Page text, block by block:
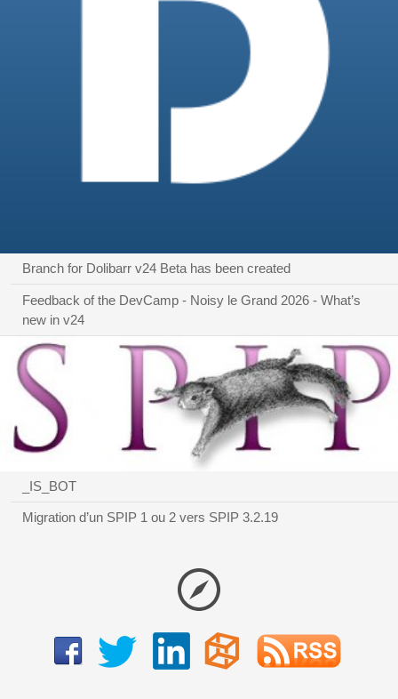
Branch for Dolibarr v24 Beta has been created
Feedback of the DevCamp - Noisy le Grand 2026 - What’s
new in v24
_IS_BOT
Migration d’un SPIP 1 ou 2 vers SPIP 3.2.19